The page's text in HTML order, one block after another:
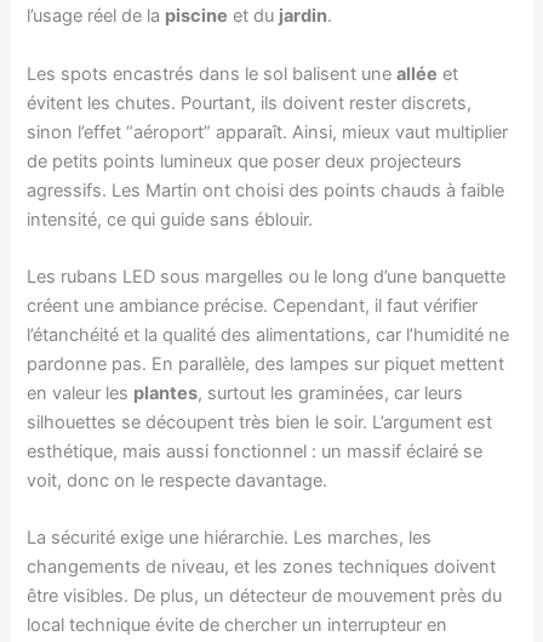
l’usage réel de la piscine et du jardin.
Les spots encastrés dans le sol balisent uneallée et
évitent les chutes. Pourtant, ils doivent rester discrets,
sinon l’effet “aéroport” apparaît. Ainsi, mieux vaut multiplier
de petits points lumineux que poser deux projecteurs
agressifs. Les Martin ont choisi des points chauds à faible
intensité, ce qui guide sans éblouir.
Les rubans LED sous margelles ou le long d’une banquette
créent une ambiance précise. Cependant, il faut vérifier
l’étanchéité et la qualité des alimentations, car l’humidité ne
pardonne pas. En parallèle, des lampes sur piquet mettent
en valeur les plantes, surtout les graminées, car leurs
silhouettes se découpent très bien le soir. L’argument est
esthétique, mais aussi fonctionnel : un massif éclairé se
voit, donc on le respecte davantage.
La sécurité exige une hiérarchie. Les marches, les
changements de niveau, et les zones techniques doivent
être visibles. De plus, un détecteur de mouvement près du
local technique évite de chercher un interrupteur en